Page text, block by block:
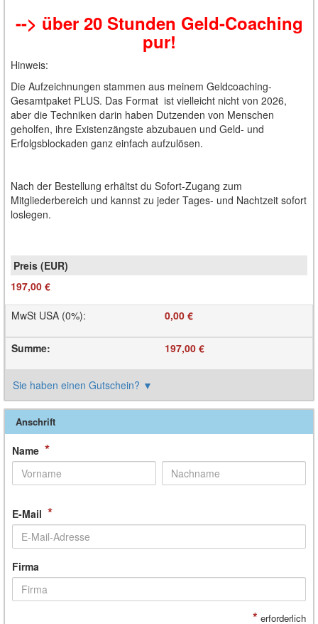
--> über 20 Stunden Geld-Coaching
pur!
Hinweis:
Die Aufzeichnungen stammen aus meinem Geldcoaching-
Gesamtpaket PLUS. Das Format ist vielleicht nicht von 2026,
aber die Techniken darin haben Dutzenden von Menschen
geholfen, ihre Existenzängste abzubauen und Geld- und
Erfolgsblockaden ganz einfach aufzulösen.
Nach der Bestellung erhältst du Sofort-Zugang zum
Mitgliederbereich und kannst zu jeder Tages- und Nachtzeit sofort
loslegen.
197,00 €
MwSt USA (0%): 0,00 €
Summe: 197,00 €
Sie haben einen Gutschein? ▼
Anschrift
Name *
E-Mail *
Firma
* erforderlich